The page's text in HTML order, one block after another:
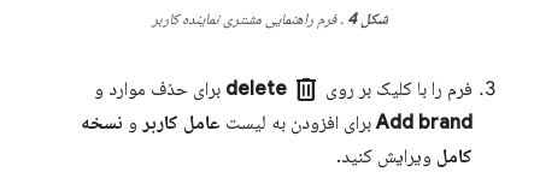
شکل 4 . فرم راهنمایی مشتری نماینده کاربر
فرم را با کلیک بر روی delete
delete برای حذف موارد و
Add brandبرای افزودن به لیست عامل کاربر و نسخه
کامل ویرایش کنید.